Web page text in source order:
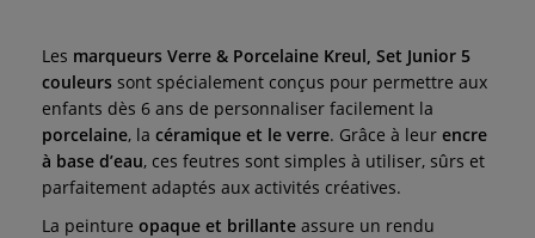
Les marqueurs Verre & Porcelaine Kreul, Set Junior 5
couleurs sont spécialement conçus pour permettre aux
enfants dès 6 ans de personnaliser facilement la
porcelaine, la céramique et le verre. Grâce à leur encre
à base d’eau, ces feutres sont simples à utiliser, sûrs et
parfaitement adaptés aux activités créatives.
La peinture opaque et brillante assure un rendu